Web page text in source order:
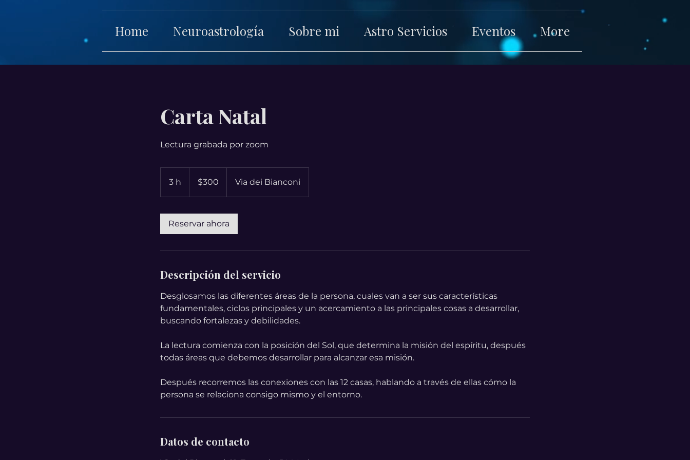
Home Neuroastrología Sobre mi Astro Servicios Eventos More
Carta Natal
Lectura grabada por zoom
3 h
estadounidenses
$300 Via dei Bianconi
Reservar ahora
Descripción del servicio
Desglosamos las diferentes áreas de la persona, cuales van a ser sus características
fundamentales, ciclos principales y un acercamiento a las principales cosas a desarrollar,
buscando fortalezas y debilidades.
La lectura comienza con la posición del Sol, que determina la misión del espíritu, después
todas áreas que debemos desarrollar para alcanzar esa misión.
Después recorremos las conexiones con las 12 casas, hablando a través de ellas cómo la
persona se relaciona consigo mismo y el entorno.
Datos de contacto